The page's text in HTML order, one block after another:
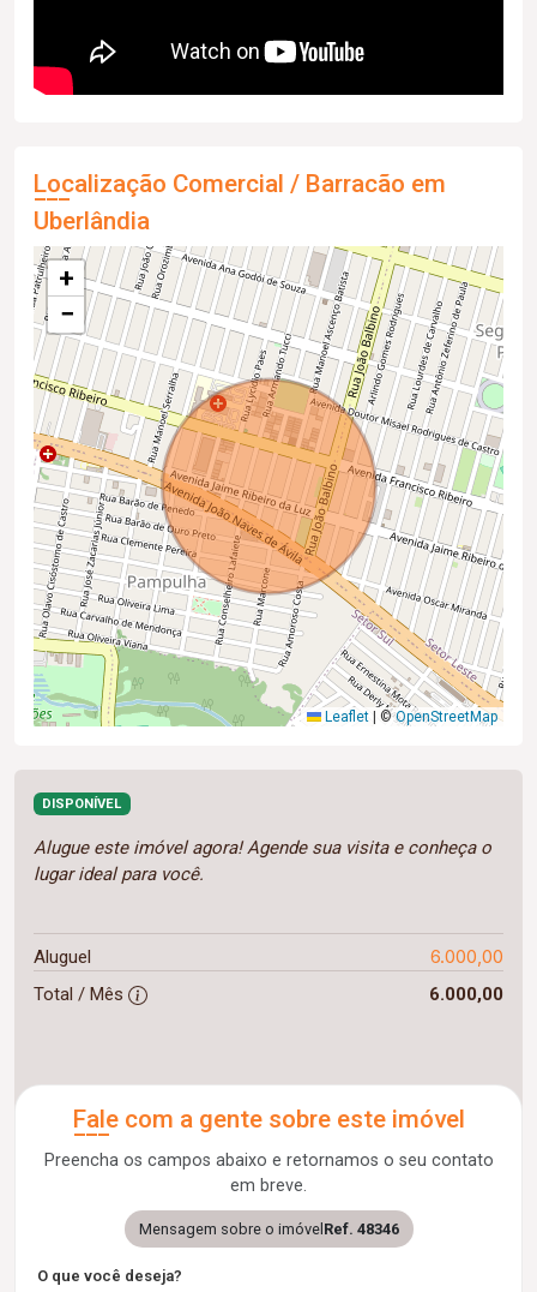
Localização Comercial / Barracão em
Uberlândia
+
−
Leaflet ©OpenStreetMap
DISPONÍVEL
Alugue este imóvel agora! Agende sua visita e conheça o
lugar ideal para você.
Aluguel 6.000,00
Total / Mês 6.000,00
Fale com a gente sobre este imóvel
Preencha os campos abaixo e retornamos o seu contato
em breve.
Mensagem sobre o imóvel Ref. 48346
O que você deseja?